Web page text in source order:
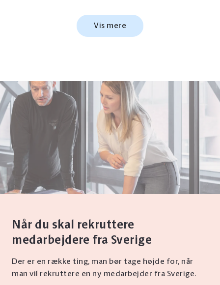
Vis mere
Når du skal rekruttere
medarbejdere fra Sverige
Der er en række ting, man bør tage højde for, når
man vil rekruttere en ny medarbejder fra Sverige.